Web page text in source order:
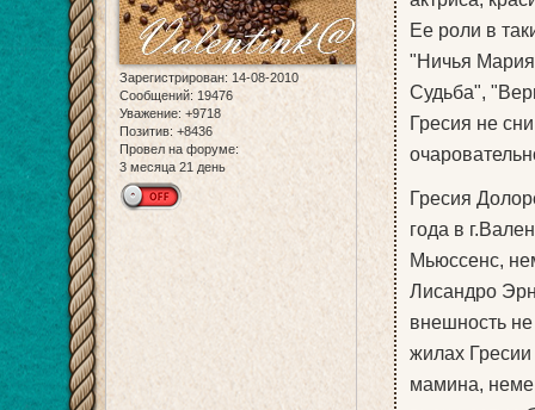
Зарегистрирован: 14-08-2010
Сообщений: 19476
Уважение: +9718
Позитив: +8436
Провел на форуме:
3 месяца 21 день
Ее роли в
"Ничья
Судьба",
Гресия не
Гресия
года в
Мьюссенс,
Лисандро
внешность
жилах Гресии
мамина,